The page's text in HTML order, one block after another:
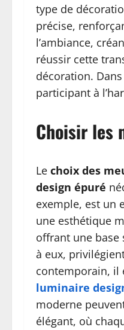
type de
précise,
l’ambiance,
réussir cette
décoration.
participant à
Choisir les
Le choix des
design épuré
exemple, est un
une esthétique
offrant une base
à eux,
contemporain, il
luminaire
moderne
élégant, où